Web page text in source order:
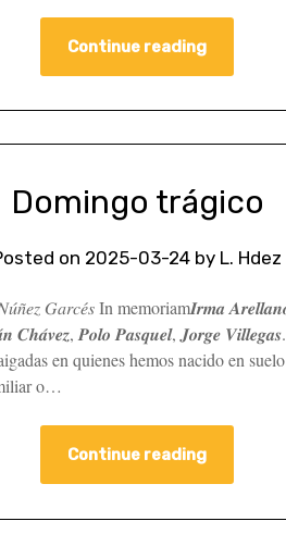
Continue reading
Domingo trágico
on 2025-03-24 by L. Hdez
𝐺𝑎𝑟𝑐𝑒́𝑠 In memoriam𝑰𝒓𝒎𝒂
𝑪𝒉𝒂́𝒗𝒆𝒛, 𝑷𝒐𝒍𝒐 𝑷𝒂𝒔𝒒𝒖𝒆𝒍, 𝑱𝒐𝒓𝒈𝒆
en quienes hemos nacido en
o…
Continue reading